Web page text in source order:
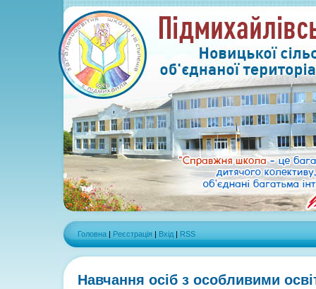
Головна | Реєстрація | Вхід | RSS
Навчання осіб з особливими